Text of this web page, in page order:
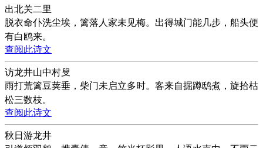
出北关二里
脱衣命仆洗尘埃，篱落人家未见梅。出得城门能几步，船头便
有白鸥来。
查阅此诗文
访龙井山中村叟
雨打荒篱豆荚垂，柴门未启立多时。客来自掘蹲鸱煮，旋拾枯
松三数枝。
查阅此诗文
秋日游龙井